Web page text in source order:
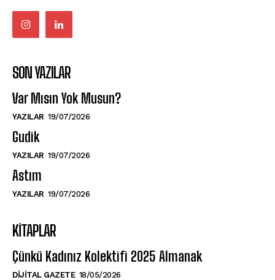
SON YAZILAR
Var Mısın Yok Musun?
YAZILAR 19/07/2026
Gudik
YAZILAR 19/07/2026
Astım
YAZILAR 19/07/2026
KITAPLAR
Çünkü Kadınız Kolektifi 2025 Almanak
DIJITAL GAZETE 18/05/2026